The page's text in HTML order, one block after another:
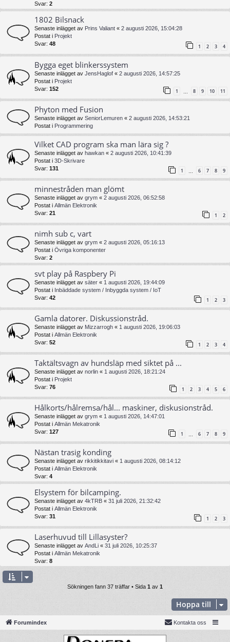
Svar: 2
1802 Bilsnack
Senaste inlägget av Prins Valiant « 2 augusti 2026, 15:04:28
Postat i Projekt
Svar: 48 1 2 3 4
Bygga eget blinkerssystem
Senaste inlägget av JensHaglof « 2 augusti 2026, 14:57:25
Postat i Projekt
Svar: 152 1 8 9 10 11
Phyton med Fusion
Senaste inlägget av SeniorLemuren « 2 augusti 2026, 14:53:21
Postat i Programmering
Vilket CAD program ska man lära sig ?
Senaste inlägget av hawkan « 2 augusti 2026, 10:41:39
Postat i 3D-Skrivare
Svar: 131 1 6 7 8 9
minnestråden man glömt
Senaste inlägget av grym « 2 augusti 2026, 06:52:58
Postat i Allmän Elektronik
Svar: 21 1 2
nimh sub c, vart
Senaste inlägget av grym « 2 augusti 2026, 05:16:13
Postat i Övriga komponenter
Svar: 2
svt play på Raspbery Pi
Senaste inlägget av säter « 1 augusti 2026, 19:44:09
Postat i Inbäddade system / Inbyggda system / IoT
Svar: 42 1 2 3
Gamla datorer. Diskussionstråd.
Senaste inlägget av Mizzarrogh « 1 augusti 2026, 19:06:03
Postat i Allmän Elektronik
Svar: 52 1 2 3 4
Taktältsvagn av hundsläp med siktet på ...
Senaste inlägget av norlin « 1 augusti 2026, 18:21:24
Postat i Projekt
Svar: 76 1 2 3 4 5 6
Hålkorts/hålremsa/hål... maskiner, diskusionstråd.
Senaste inlägget av grym « 1 augusti 2026, 14:47:01
Postat i Allmän Mekatronik
Svar: 127 1 … 6 7 8 9
Nästan trasig konding
Senaste inlägget av rikkitikkitavi « 1 augusti 2026, 08:14:12
Postat i Allmän Elektronik
Svar: 4
Elsystem för bilcamping.
Senaste inlägget av 4kTRB « 31 juli 2026, 21:32:42
Postat i Allmän Elektronik
Svar: 31 1 2 3
Laserhuvud till Lillasyster?
Senaste inlägget av AndLi « 31 juli 2026, 10:25:37
Postat i Allmän Mekatronik
Svar: 8
Sökningen fann 37 träffar • Sida 1 av 1
Hoppa till
Forumindex Kontakta oss